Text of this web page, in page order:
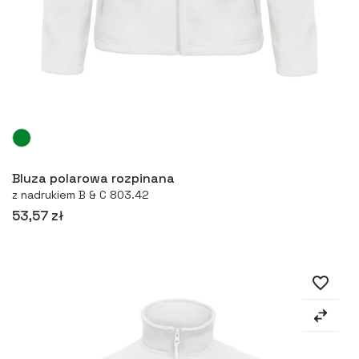
Bluza polarowa rozpinana
z nadrukiem B & C 803.42
53,57 zł
favorite_border